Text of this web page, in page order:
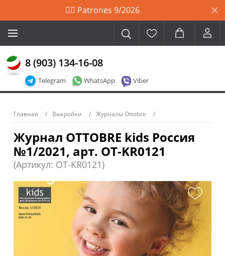
🙋‍♀️ Patrones 9/2026
Telegram WhatsApp Viber
8 (903) 134-16-08
Главная Выкройки Журналы Ottobre
Журнал OTTOBRE kids Россия
№1/2021, арт. OT-KR0121
(Артикул: OT-KR0121)